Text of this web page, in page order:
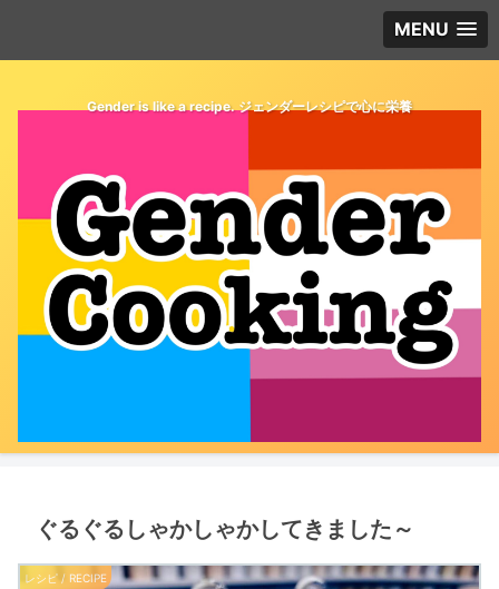
MENU
Gender is like a recipe. ジェンダーレシピで心に栄養
ぐるぐるしゃかしゃかしてきました～
レシピ / RECIPE